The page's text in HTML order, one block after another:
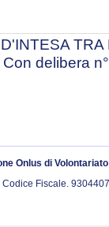
delibera
Onlus di
Codice Fiscale.